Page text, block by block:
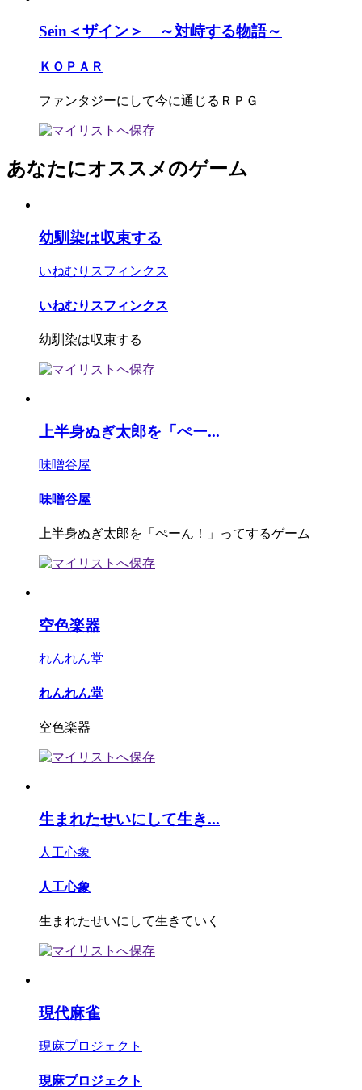
Sein＜ザイン＞ ～対峙する物語～
ＫＯＰＡＲ
ファンタジーにして今に通じるＲＰＧ
あなたにオススメのゲーム
幼馴染は収束する
いねむりスフィンクス
いねむりスフィンクス
幼馴染は収束する
上半身ぬぎ太郎を「ぺー...
味噌谷屋
味噌谷屋
上半身ぬぎ太郎を「ぺーん！」ってするゲーム
空色楽器
れんれん堂
れんれん堂
空色楽器
生まれたせいにして生き...
人工心象
人工心象
生まれたせいにして生きていく
現代麻雀
現麻プロジェクト
現麻プロジェクト